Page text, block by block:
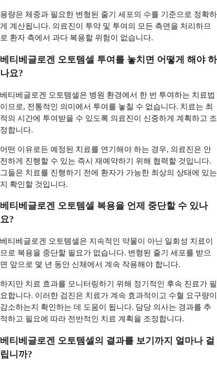
용량은 체중과 필요한 변형된 줄기 세포의 수를 기준으로 정확하
게 계산됩니다. 의료진이 투약 및 투여의 모든 측면을 처리하므
로 환자 측에서 과다 복용할 위험이 없습니다.
베티베글로겐 오토템셀 투여를 놓치면 어떻게 해야 하
나요?
베티베글로겐 오토템셀은 병원 환경에서 한 번 투여하는 치료법
이므로, 전통적인 의미에서 투여를 놓칠 수 없습니다. 치료는 최
적의 시간에 투여받을 수 있도록 의료진이 신중하게 계획하고 조
정합니다.
어떤 이유로든 예정된 치료를 연기해야 하는 경우, 의료진은 안
전하게 진행할 수 있는 즉시 재예약하기 위해 협력할 것입니다.
그들은 치료를 진행하기 전에 환자가 가능한 최상의 상태에 있는
지 확인할 것입니다.
베티베글로겐 오토템셀 복용을 언제 중단할 수 있나
요?
베티베글로겐 오토템셀은 지속적인 약물이 아닌 일회성 치료이
므로 복용을 중단할 필요가 없습니다. 변형된 줄기 세포를 받으
면 앞으로 몇 년 동안 신체에서 계속 작용해야 합니다.
하지만 치료 효과를 모니터링하기 위해 정기적인 후속 진료가 필
요합니다. 이러한 검진은 치료가 계속 효과적이고 수혈 요구량이
감소하는지 확인하는 데 도움이 됩니다. 담당 의사는 경과를 추
적하고 필요에 따라 전반적인 치료 계획을 조정합니다.
베티베글로겐 오토템셀의 결과를 보기까지 얼마나 걸
립니까?